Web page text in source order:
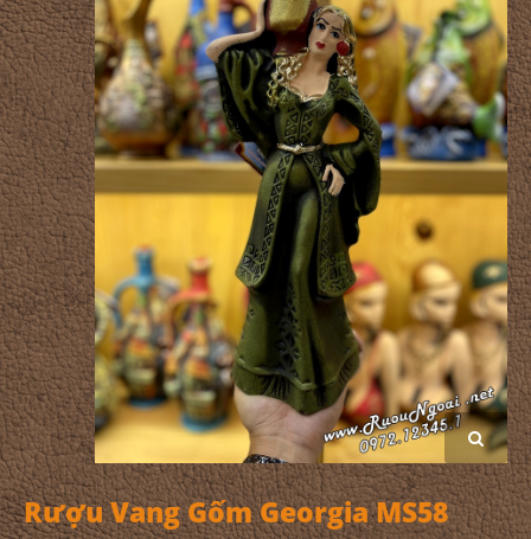
Rượu Vang Gốm Georgia MS58